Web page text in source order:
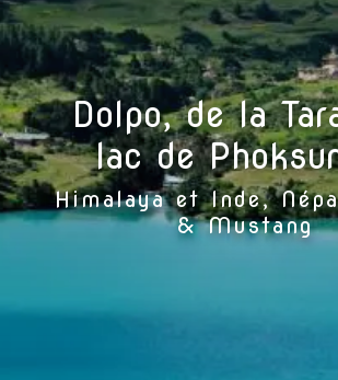
Dolpo, de la
lac de
Himalaya et Inde,
& Mustang